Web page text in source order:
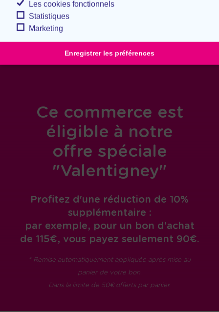
Les cookies fonctionnels
Statistiques
Marketing
Enregistrer les préférences
Ce commerce est
éligible à notre
offre spéciale
"Valentigney"
Profitez d'une réduction de 10%
supplémentaire :
par exemple, pour un bon d'achat
de 115€, vous payez seulement 90€.
* Remise automatiquement appliquée après mise au
panier de votre bon.
Dans la limite de 50€ offerts par panier.